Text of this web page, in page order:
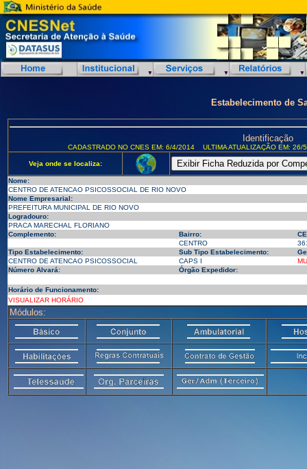
Estabelecimento de
Identificação
CADASTRADO NO CNES EM: 6/4/2014 ULTIMA ATUALIZAÇÃO EM:
Veja onde se localiza:
Nome:
CENTRO DE ATENCAO PSICOSSOCIAL DE RIO NOVO
Nome Empresarial:
PREFEITURA MUNICIPAL DE RIO NOVO
Logradouro:
PRACA MARECHAL FLORIANO
Complemento:
Bairro:
CENTRO
Tipo Estabelecimento:
Sub Tipo Estabelecimento:
CENTRO DE ATENCAO PSICOSSOCIAL
CAPS I
Número Alvará:
Órgão Expedidor:
Horário de Funcionamento:
VISUALIZAR HORÁRIO
Módulos: